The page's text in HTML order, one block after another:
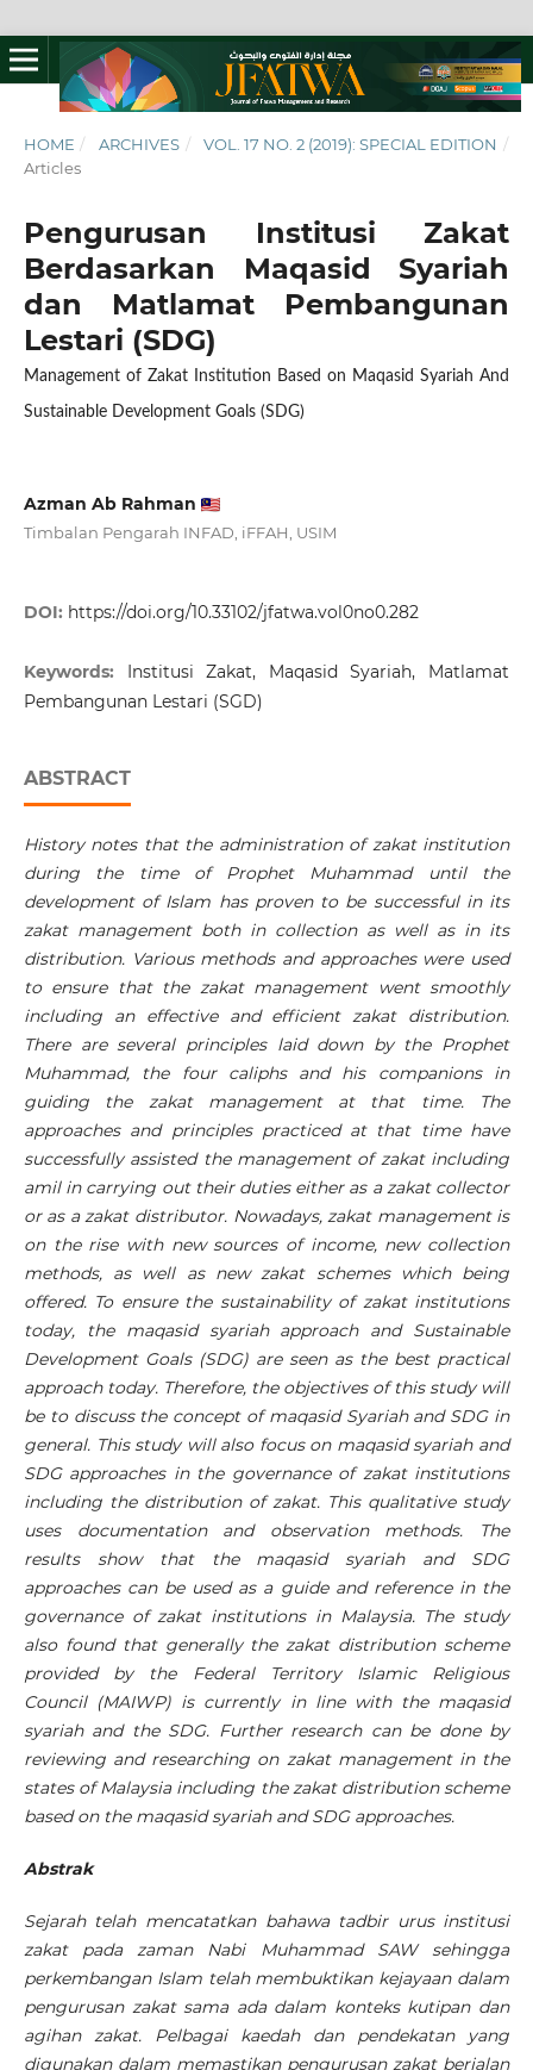
HOME / ARCHIVES / VOL. 17 NO. 2 (2019): SPECIAL EDITION /
Articles
Pengurusan Institusi Zakat
Berdasarkan Maqasid Syariah
dan Matlamat Pembangunan
Lestari (SDG)
Management of Zakat Institution Based on Maqasid Syariah And
Sustainable Development Goals (SDG)
Azman Ab Rahman
Timbalan Pengarah INFAD, iFFAH, USIM
DOI: https://doi.org/10.33102/jfatwa.vol0no0.282
Keywords: Institusi Zakat, Maqasid Syariah, Matlamat
Pembangunan Lestari (SGD)
ABSTRACT
History notes that the administration of zakat institution
during the time of Prophet Muhammad until the
development of Islam has proven to be successful in its
zakat management both in collection as well as in its
distribution. Various methods and approaches were used
to ensure that the zakat management went smoothly
including an effective and efficient zakat distribution.
There are several principles laid down by the Prophet
Muhammad, the four caliphs and his companions in
guiding the zakat management at that time. The
approaches and principles practiced at that time have
successfully assisted the management of zakat including
amil in carrying out their duties either as a zakat collector
or as a zakat distributor. Nowadays, zakat management is
on the rise with new sources of income, new collection
methods, as well as new zakat schemes which being
offered. To ensure the sustainability of zakat institutions
today, the maqasid syariah approach and Sustainable
Development Goals (SDG) are seen as the best practical
approach today. Therefore, the objectives of this study will
be to discuss the concept of maqasid Syariah and SDG in
general. This study will also focus on maqasid syariah and
SDG approaches in the governance of zakat institutions
including the distribution of zakat. This qualitative study
uses documentation and observation methods.
The
results show that the maqasid syariah and SDG
approaches can be used as a guide and reference in the
governance of zakat institutions in Malaysia. The study
also found that generally the zakat distribution scheme
provided by the Federal Territory Islamic Religious
Council (MAIWP) is currently in line with the maqasid
syariah and the SDG. Further research can be done by
reviewing and researching on zakat management in the
states of Malaysia including the zakat distribution scheme
based on the maqasid syariah and SDG approaches.
Abstrak
Sejarah telah mencatatkan bahawa tadbir urus institusi
zakat pada zaman Nabi Muhammad SAW sehingga
perkembangan Islam telah membuktikan kejayaan dalam
pengurusan zakat sama ada dalam konteks kutipan dan
agihan zakat. Pelbagai kaedah dan pendekatan yang
digunakan dalam memastikan pengurusan zakat berjalan